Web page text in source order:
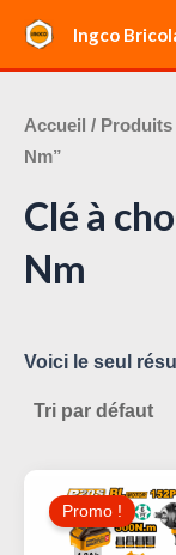
contenu
Ingco
Accueil / Produits
Nm”
Clé à
Nm
Voici le seul
Promo !
Prix